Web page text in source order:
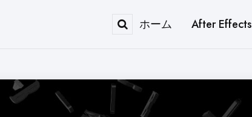
ホーム After Effects